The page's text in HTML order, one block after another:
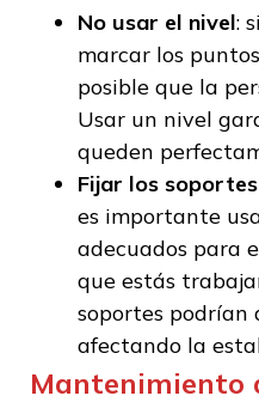
No usar el nivel:
marcar los
posible que la
Usar un nivel
queden
Fijar los
es importante
adecuados para
que estás
soportes podrían
afectando la
Mantenimiento